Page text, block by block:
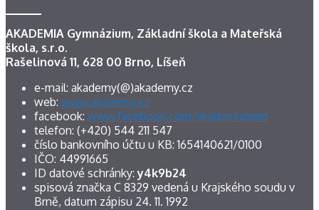
AKADEMIA Gymnázium, Základní škola a Mateřská
škola, s.r.o.
Rašelinová 11, 628 00 Brno, Líšeň
e-mail: akademy(@)akademy.cz
web: www.akademy.cz
facebook: www.facebook.com/akademiabrno
telefon: (+420) 544 211 547
číslo bankovního účtu u KB: 1654140621/0100
IČO: 44991665
ID datové schránky:y4k9b24
spisová značka C 8329 vedená u Krajského soudu v
Brně, datum zápisu 24. 11. 1992